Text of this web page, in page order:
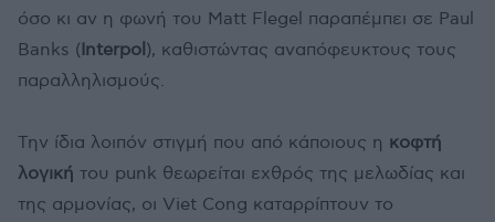
όσο κι αν η φωνή του Matt Flegel παραπέμπει σε Paul
Banks (Interpol), καθιστώντας αναπόφευκτους τους
παραλληλισμούς.
Την ίδια λοιπόν στιγμή που από κάποιους η κοφτή
λογική του punk θεωρείται εχθρός της μελωδίας και
της αρμονίας, οι Viet Cong καταρρίπτουν το